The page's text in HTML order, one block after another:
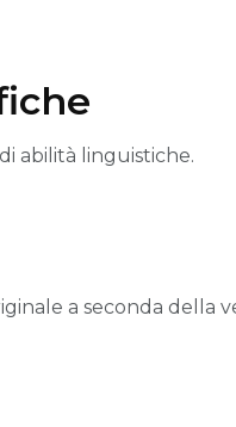
abilità linguistiche.
a seconda della